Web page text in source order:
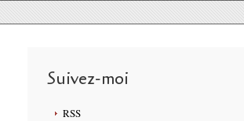
Suivez-moi
RSS